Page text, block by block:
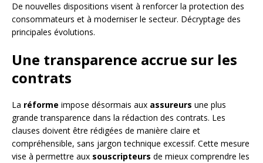
De nouvelles dispositions visent à renforcer la protection des
consommateurs et à moderniser le secteur. Décryptage des
principales évolutions.
Une transparence accrue sur les
contrats
La réforme impose désormais aux assureurs une plus
grande transparence dans la rédaction des contrats. Les
clauses doivent être rédigées de manière claire et
compréhensible, sans jargon technique excessif. Cette mesure
vise à permettre aux souscripteurs de mieux comprendre les